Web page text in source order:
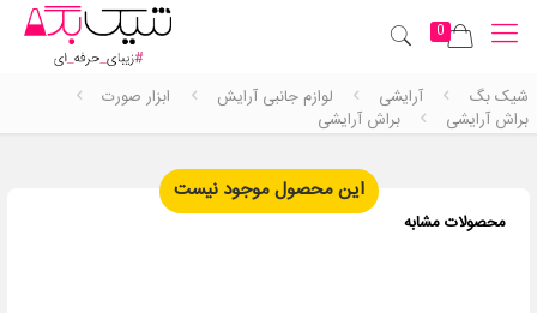
0
شیک بگ آرایشی لوازم جانبی آرایش
ابزار صورت
براش آرایشی
براش آرایشی
این محصول موجود نیست
محصولات مشابه